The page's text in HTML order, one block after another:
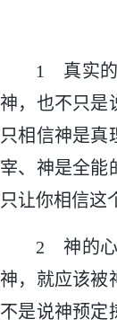
1 真实的
神，也不只是
只相信神是真
宰、神是全能
只让你相信这
2 神的心
神，就应该被
不是说神预定